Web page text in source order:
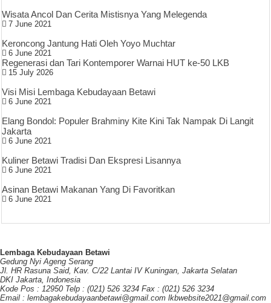
Wisata Ancol Dan Cerita Mistisnya Yang Melegenda
7 June 2021
Keroncong Jantung Hati Oleh Yoyo Muchtar
6 June 2021
Regenerasi dan Tari Kontemporer Warnai HUT ke-50 LKB
15 July 2026
Visi Misi Lembaga Kebudayaan Betawi
6 June 2021
Elang Bondol: Populer Brahminy Kite Kini Tak Nampak Di Langit
Jakarta
6 June 2021
Kuliner Betawi Tradisi Dan Ekspresi Lisannya
6 June 2021
Asinan Betawi Makanan Yang Di Favoritkan
6 June 2021
Lembaga Kebudayaan Betawi
Gedung Nyi Ageng Serang
Jl. HR Rasuna Said, Kav. C/22 Lantai IV Kuningan, Jakarta Selatan
DKI Jakarta, Indonesia
Kode Pos : 12950 Telp : (021) 526 3234 Fax : (021) 526 3234
Email : lembagakebudayaanbetawi@gmail.com lkbwebsite2021@gmail.com